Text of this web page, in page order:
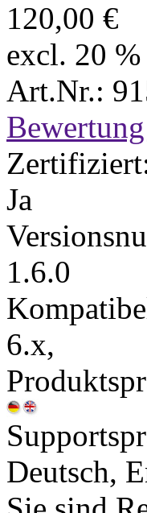
120,00 €
excl. 20
Art.Nr.:
Ja
1.6.0
6.x,
Deutsch,